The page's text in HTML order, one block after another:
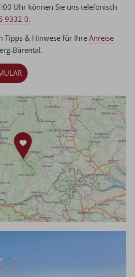
Uhr können Sie uns telefonisch
9332 0.
Tipps & Hinwese für IhreAnreise
Bärental.